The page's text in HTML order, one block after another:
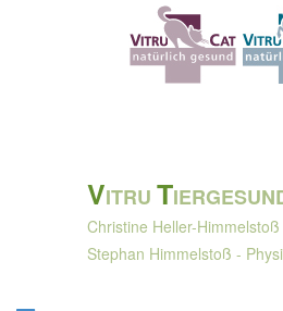
VITRU T
Christine Heller-Himmelstoß
Stephan Himmelstoß -